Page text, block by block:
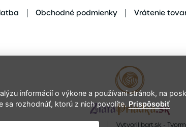
Obchodné podmienky Vrátenie
Copyright © 2021 ZlataPriadka.sk Vytvoril bart.sk -
informácií o výkone a používaní stránok, na
sa rozhodnúť, ktorú z nich povolíte. Prispôsobiť